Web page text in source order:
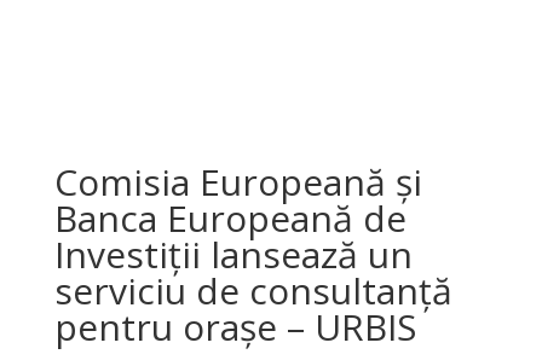
Comisia Europeană și
Banca Europeană de
Investiții lansează un
serviciu de consultanță
pentru orașe – URBIS